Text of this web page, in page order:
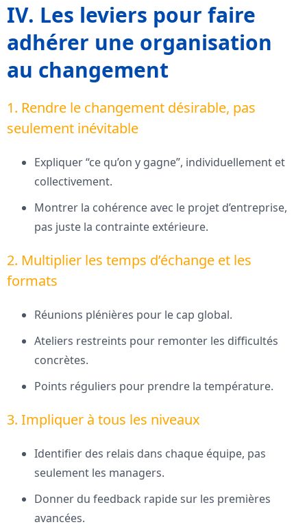
IV. Les leviers pour faire
adhérer une organisation
au changement
1. Rendre le changement désirable, pas
seulement inévitable
Expliquer “ce qu’on y gagne”, individuellement et
collectivement.
Montrer la cohérence avec le projet d’entreprise,
pas juste la contrainte extérieure.
2. Multiplier les temps d’échange et les
formats
Réunions plénières pour le cap global.
Ateliers restreints pour remonter les difficultés
concrètes.
Points réguliers pour prendre la température.
3. Impliquer à tous les niveaux
Identifier des relais dans chaque équipe, pas
seulement les managers.
Donner du feedback rapide sur les premières
avancées.